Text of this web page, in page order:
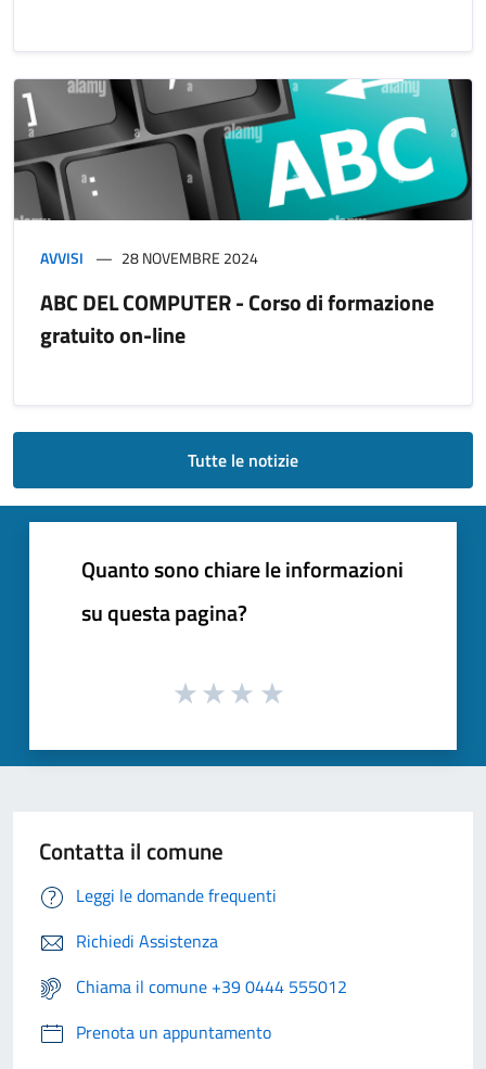
AVVISI 28 NOVEMBRE 2024
ABC DEL COMPUTER - Corso di formazione
gratuito on-line
Tutte le notizie
Quanto sono chiare le informazioni
su questa pagina?
Contatta il comune
Leggi le domande frequenti
Richiedi Assistenza
Chiama il comune +39 0444 555012
Prenota un appuntamento